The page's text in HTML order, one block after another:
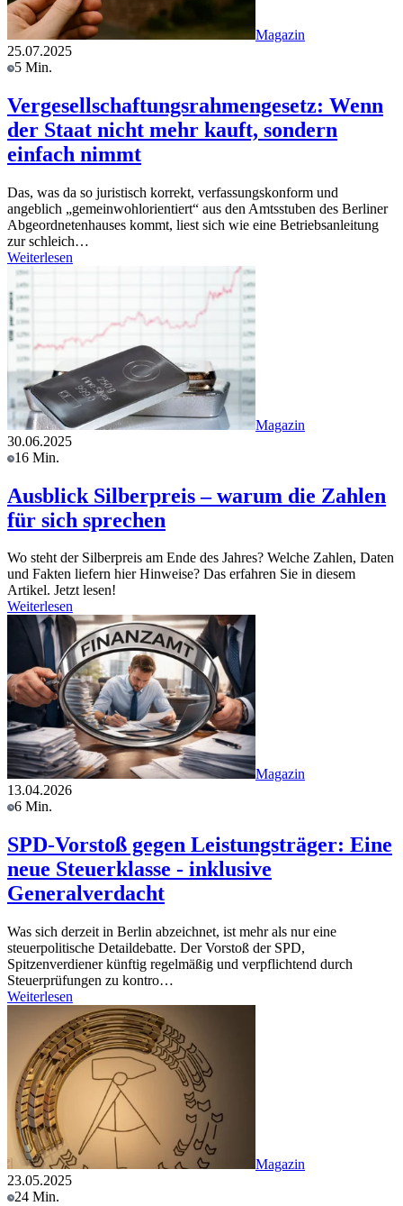
Magazin
25.07.2025
5 Min.
Vergesellschaftungsrahmengesetz: Wenn
der Staat nicht mehr kauft, sondern
einfach nimmt
Das, was da so juristisch korrekt, verfassungskonform und
angeblich „gemeinwohlorientiert“ aus den Amtsstuben des Berliner
Abgeordnetenhauses kommt, liest sich wie eine Betriebsanleitung
zur schleich…
Weiterlesen
Magazin
30.06.2025
16 Min.
Ausblick Silberpreis – warum die Zahlen
für sich sprechen
Wo steht der Silberpreis am Ende des Jahres? Welche Zahlen, Daten
und Fakten liefern hier Hinweise? Das erfahren Sie in diesem
Artikel. Jetzt lesen!
Weiterlesen
Magazin
13.04.2026
6 Min.
SPD-Vorstoß gegen Leistungsträger: Eine
neue Steuerklasse - inklusive
Generalverdacht
Was sich derzeit in Berlin abzeichnet, ist mehr als nur eine
steuerpolitische Detaildebatte. Der Vorstoß der SPD,
Spitzenverdiener künftig regelmäßig und verpflichtend durch
Steuerprüfungen zu kontro…
Weiterlesen
Magazin
23.05.2025
24 Min.